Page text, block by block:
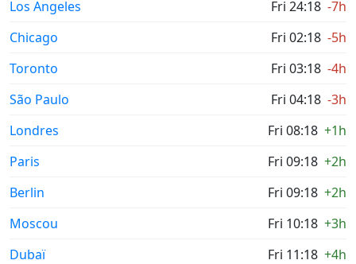
Los Angeles
Fri 24:18 -7h
Chicago
Fri 02:18 -5h
Toronto
Fri 03:18 -4h
São Paulo
Fri 04:18 -3h
Londres
Fri 08:18 +1h
Paris
Fri 09:18 +2h
Berlin
Fri 09:18 +2h
Moscou
Fri 10:18 +3h
Dubaï
Fri 11:18 +4h